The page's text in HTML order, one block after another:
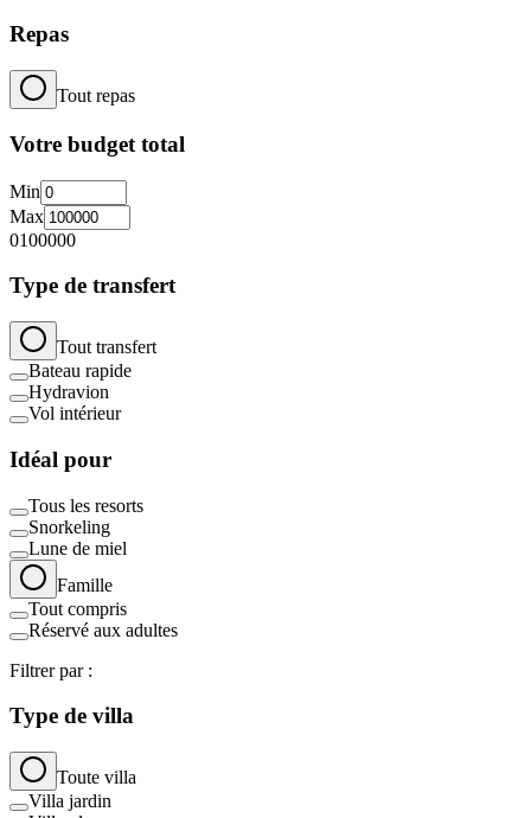
Repas
Tout repas
Votre budget total
Min
Max
0100000
Type de transfert
Tout transfert
Bateau rapide
Hydravion
Vol intérieur
Idéal pour
Tous les resorts
Snorkeling
Lune de miel
Famille
Tout compris
Réservé aux adultes
Filtrer par :
Type de villa
Toute villa
Villa jardin